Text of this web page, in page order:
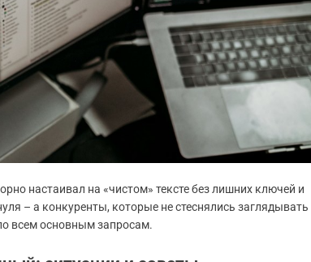
настаивал на «чистом» тексте без лишних ключей и
– а конкуренты, которые не стеснялись заглядывать
всем основным запросам.